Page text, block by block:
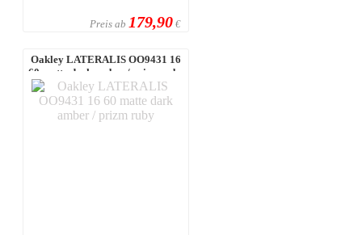
Preis ab 179,90 €
Oakley LATERALIS OO9431 16
60 matte dark amber / prizm ruby